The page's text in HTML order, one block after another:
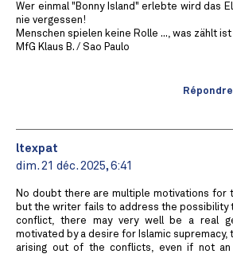
Wer einmal "Bonny Island" erlebte wird das
nie vergessen!
Menschen spielen keine Rolle ..., was zählt
MfG Klaus B. / Sao Paulo
ltexpat
dim. 21 déc. 2025, 6:41
No doubt there are multiple motivations for
but the writer fails to address the possibility
conflict, there may very well be a real
motivated by a desire for Islamic
arising out of the conflicts, even if not